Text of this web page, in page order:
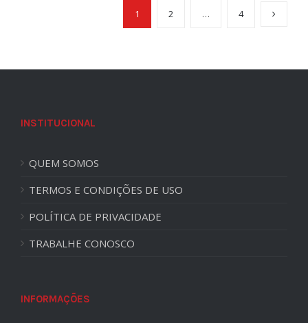
1 2 … 4
INSTITUCIONAL
QUEM SOMOS
TERMOS E CONDIÇÕES DE USO
POLÍTICA DE PRIVACIDADE
TRABALHE CONOSCO
INFORMAÇÕES